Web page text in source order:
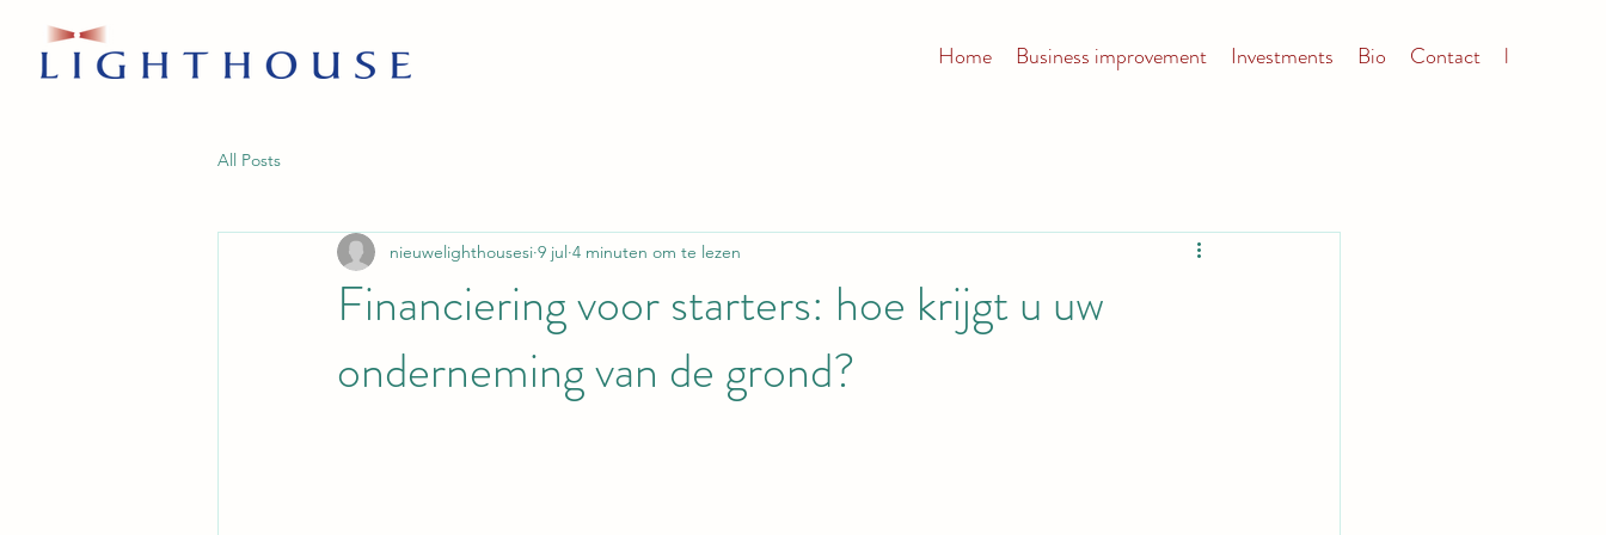
Home Business improvement Investments Bio Contact l
All Posts
Financiering voor starters: hoe krijgt u uw
onderneming van de grond?
nieuwelighthousesi 9 jul 4 minuten om te lezen